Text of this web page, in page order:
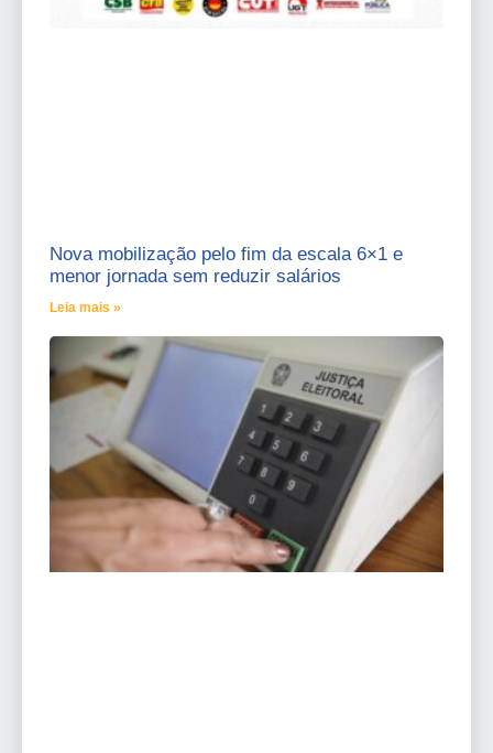
Nova mobilização pelo fim da escala 6×1 e
menor jornada sem reduzir salários
Leia mais »